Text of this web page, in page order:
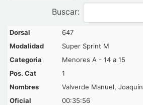
Buscar:
647
Super Sprint M
Menores A - 14 a 15
1
Valverde Manuel, Joaquín
00:35:56